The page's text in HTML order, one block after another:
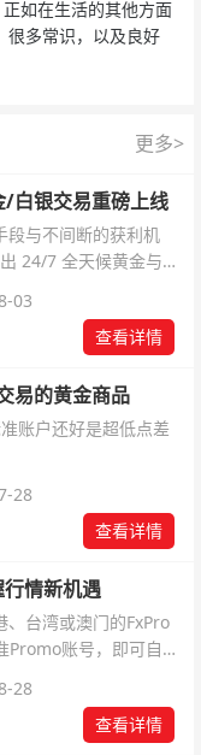
如在生活的其他方面
很多常识，以及良好
更多>
银交易重磅上线
段与不间断的获利机
24/7 全天候黄金与白
的核心交易品种、杠
03
查看详情
易的黄金商品
账户还好是超低点差
28
查看详情
情新机遇
、台湾或澳门的FxPro
Promo账号，即可自动
作。
28
查看详情